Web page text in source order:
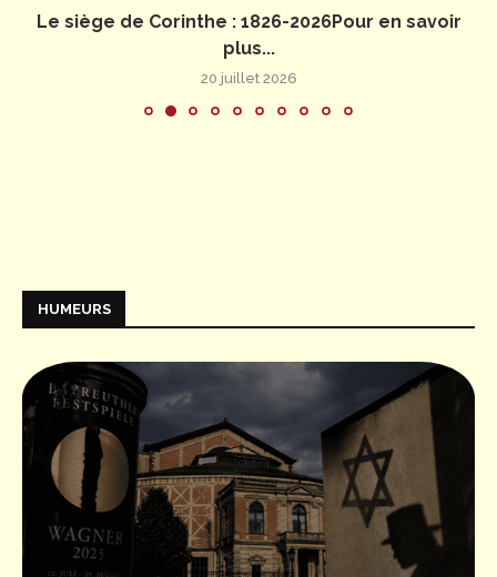
Le siège de Corinthe : 1826-2026Pour en savoir
plus...
20 juillet 2026
HUMEURS